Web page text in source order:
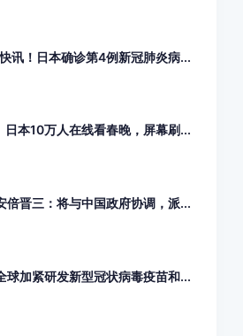
讯！日本确诊第4例新冠肺炎病...
日本10万人在线看春晚，屏幕刷...
倍晋三：将与中国政府协调，派...
球加紧研发新型冠状病毒疫苗和...